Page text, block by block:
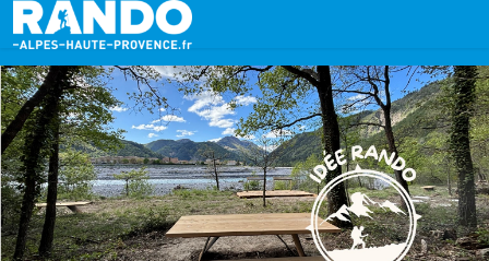
Sentier découverte de Caguerenard